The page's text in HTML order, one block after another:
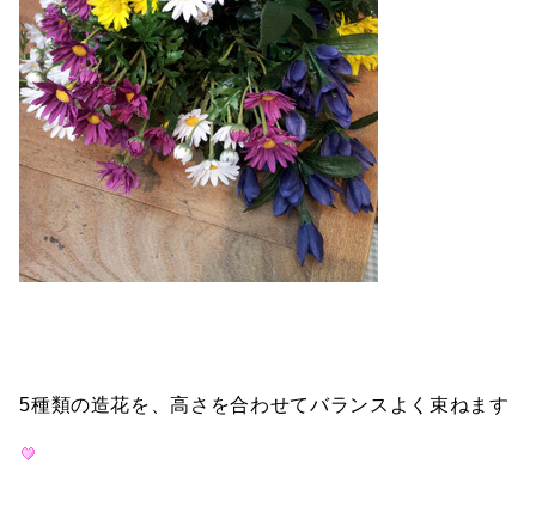
5種類の造花を、高さを合わせてバランスよく束ねます